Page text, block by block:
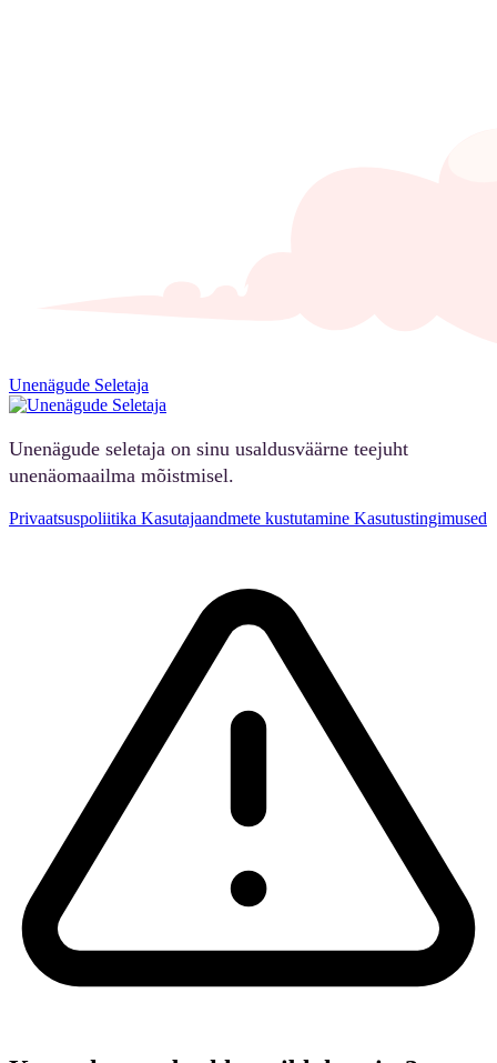
Unenägude Seletaja
Unenägude seletaja on sinu usaldusväärne teejuht
unenäomaailma mõistmisel.
Privaatsuspoliitika Kasutajaandmete kustutamine Kasutustingimused